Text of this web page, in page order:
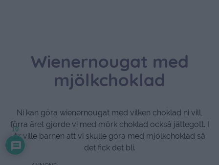
Wienernougat med
mjölkchoklad
Ni kan göra wienernougat med vilken choklad ni vill,
förra året gjorde vi med mörk choklad också jättegott. I
år ville barnen att vi skulle göra med mjölkchoklad så
det fick det bli.
10